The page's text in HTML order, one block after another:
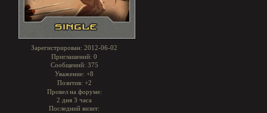
Зарегистрирован: 2012-06-02
Приглашений: 0
Сообщений: 375
Уважение: +8
Позитив: +2
Провел на форуме:
2 дня 3 часа
Последний визит: